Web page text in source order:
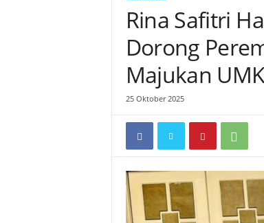
Rina Safitri
Dorong
Majukan
25 Oktober 2025